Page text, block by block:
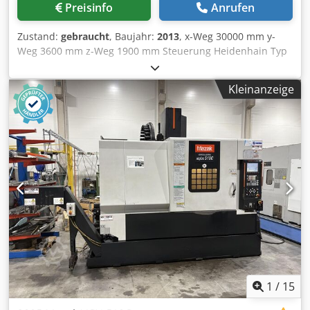
Preisinfo Anrufen
Zustand: gebraucht, Baujahr: 2013, x-Weg 30000 mm y-
Weg 3600 mm z-Weg 1900 mm Steuerung Heidenhain Typ
TNC 530 i Drehzahl 4000 U/min Konus-Aufnahme DIN
69871+AD mm Vorschub 10000 mm/min Spindelmotor 46
kW Eilgang 25000 mm/min Späneförderer 2 St. Plattenfeld
31000x2500 mm Gesamtleistungsbedarf 85 kW Soraluce
Nr. 5619 Laststunden 9332 Einschaltstunden 27960
Plattenfeld besteht aus : 1 Platten 7000x2500 mm 4 Platten
6000x2500 mm Optional: 4x Aufspannwinkel
Werkzeugpacket Aufspanntisch Die techn. Daten sind
Hersteller- bzw. Betreiberangaben und daher für uns
unverbindlich. Einen Zwischenverkauf behalten wir uns
vor; es gelten ausschließlich unsere Geschäfts- und
Verkaufsbedingungen. Über uns mehr als 400 eigene
Maschinen im Lager über 15.000 m² Lagerfläche,
Krankapazität 70 t mehr als 10.000 Artikel Zubehör für Ihre
Werkstatt Dodpfx Afjyqtnnjuock Sie wollen Maschinen
Produktionslinien oder Ihren Betrieb verkaufen, dann
sprechen Sie uns an. Weitere Angebote finden Sie auf
Kleinanzeige
1 / 15